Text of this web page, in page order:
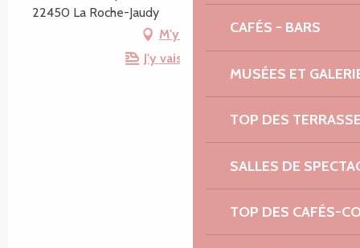
CAFÉS - BARS
MUSÉES ET
TOP DES
SALLES DE
TOP DES CAFÉS-
22450 La Roche-Jaudy
M'y rendre
J'y vais en train !